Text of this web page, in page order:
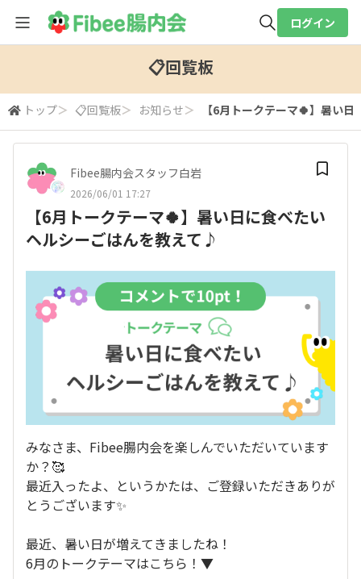
検索
ログイン
📋回覧板
トップ＞ 📋回覧板＞ お知らせ＞ 【6月トークテーマ🍀】暑い
Fibee腸内会スタッフ白岩
2026/06/01 17:27
【6月トークテーマ🍀】暑い日に食べたい
ヘルシーごはんを教えて♪
みなさま、Fibee腸内会を楽しんでいただいています
か？🥰
最近入ったよ、というかたは、ご登録いただきありが
とうございます✨
最近、暑い日が増えてきましたね！
6月のトークテーマはこちら！▼